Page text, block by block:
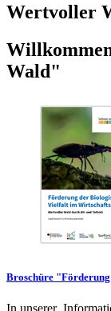
Wertvoller
Wald"
Broschüre
In unserer